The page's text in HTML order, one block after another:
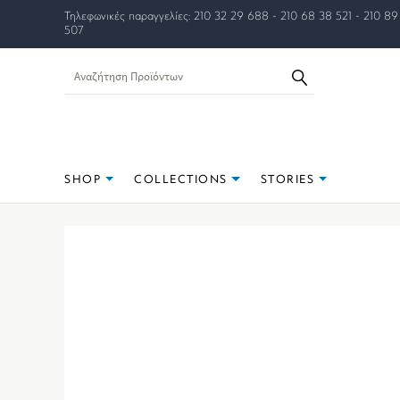
Τηλεφωνικές παραγγελίες: 210 32 29 688 - 210 68 38 521 - 210
507
SHOP COLLECTIONS STORIES